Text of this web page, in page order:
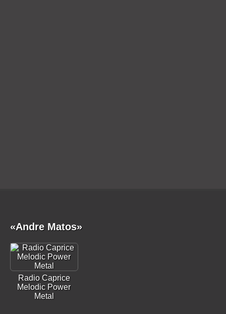
«Andre Matos»
Radio Caprice
Melodic Power
Metal